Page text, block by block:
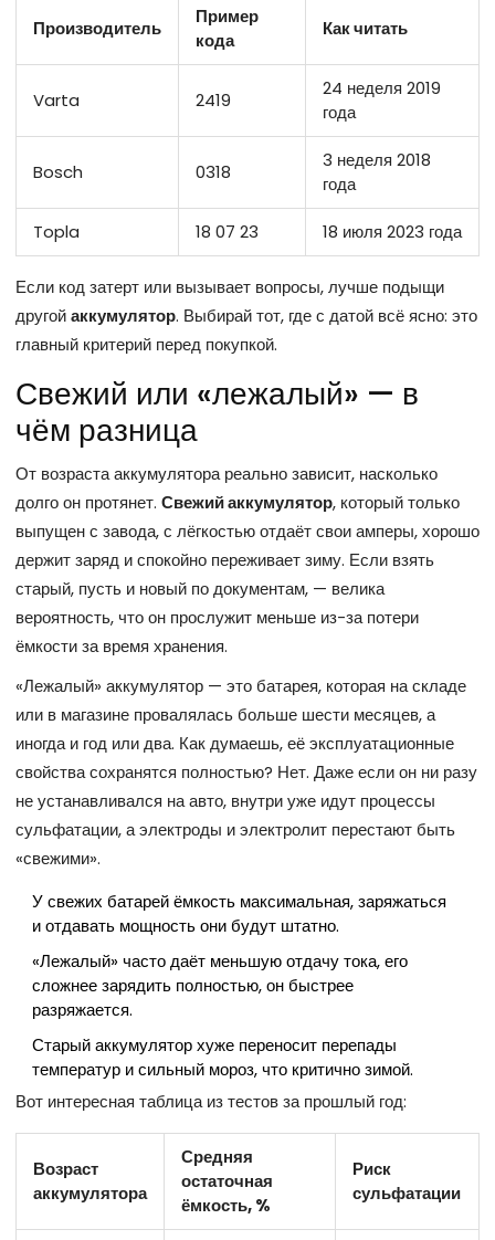
Производитель
Пример
кода
Как читать
Varta 2419
24 неделя 2019
года
Bosch 0318
3 неделя 2018
года
Topla 18 07 23 18 июля 2023 года
Если код затерт или вызывает вопросы, лучше подыщи
другойаккумулятор. Выбирай тот, где с датой всё ясно: это
главный критерий перед покупкой.
Свежий или «лежалый» — в
чём разница
От возраста аккумулятора реально зависит, насколько
долго он протянет. Свежий аккумулятор, который только
выпущен с завода, с лёгкостью отдаёт свои амперы, хорошо
держит заряд и спокойно переживает зиму. Если взять
старый, пусть и новый по документам, — велика
вероятность, что он прослужит меньше из-за потери
ёмкости за время хранения.
«Лежалый» аккумулятор — это батарея, которая на складе
или в магазине провалялась больше шести месяцев, а
иногда и год или два. Как думаешь, её эксплуатационные
свойства сохранятся полностью? Нет. Даже если он ни разу
не устанавливался на авто, внутри уже идут процессы
сульфатации, а электроды и электролит перестают быть
«свежими».
У свежих батарей ёмкость максимальная, заряжаться
и отдавать мощность они будут штатно.
«Лежалый» часто даёт меньшую отдачу тока, его
сложнее зарядить полностью, он быстрее
разряжается.
Старый аккумулятор хуже переносит перепады
температур и сильный мороз, что критично зимой.
Вот интересная таблица из тестов за прошлый год:
Возраст
аккумулятора
Средняя
остаточная
ёмкость, %
Риск
сульфатации